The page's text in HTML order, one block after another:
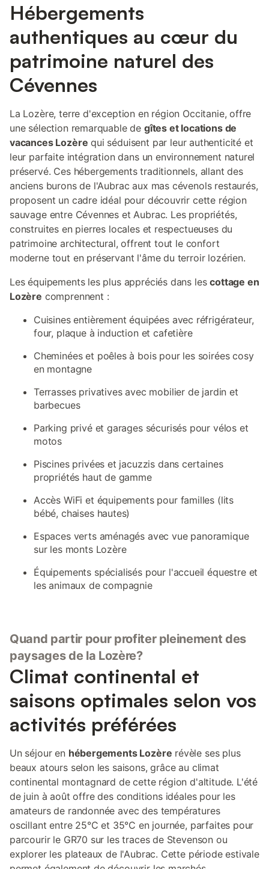
Hébergements
authentiques au cœur du
patrimoine naturel des
Cévennes
La Lozère, terre d'exception en région Occitanie, offre
une sélection remarquable de gîtes et locations de
vacances Lozère qui séduisent par leur authenticité et
leur parfaite intégration dans un environnement naturel
préservé. Ces hébergements traditionnels, allant des
anciens burons de l'Aubrac aux mas cévenols restaurés,
proposent un cadre idéal pour découvrir cette région
sauvage entre Cévennes et Aubrac. Les propriétés,
construites en pierres locales et respectueuses du
patrimoine architectural, offrent tout le confort
moderne tout en préservant l'âme du terroir lozérien.
Les équipements les plus appréciés dans lescottage en
Lozère comprennent :
Cuisines entièrement équipées avec réfrigérateur,
four, plaque à induction et cafetière
Cheminées et poêles à bois pour les soirées cosy
en montagne
Terrasses privatives avec mobilier de jardin et
barbecues
Parking privé et garages sécurisés pour vélos et
motos
Piscines privées et jacuzzis dans certaines
propriétés haut de gamme
Accès WiFi et équipements pour familles (lits
bébé, chaises hautes)
Espaces verts aménagés avec vue panoramique
sur les monts Lozère
Équipements spécialisés pour l'accueil équestre et
les animaux de compagnie
Quand partir pour profiter pleinement des
paysages de la Lozère?
Climat continental et
saisons optimales selon vos
activités préférées
Un séjour en hébergements Lozère révèle ses plus
beaux atours selon les saisons, grâce au climat
continental montagnard de cette région d'altitude. L'été
de juin à août offre des conditions idéales pour les
amateurs de randonnée avec des températures
oscillant entre 25°C et 35°C en journée, parfaites pour
parcourir le GR70 sur les traces de Stevenson ou
explorer les plateaux de l'Aubrac. Cette période estivale